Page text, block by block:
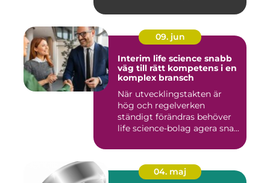
09. jun
Interim life science snabb
väg till rätt kompetens i en
komplex bransch
När utvecklingstakten är
hög och regelverken
ständigt förändras behöver
life science-bolag agera sna...
04. maj